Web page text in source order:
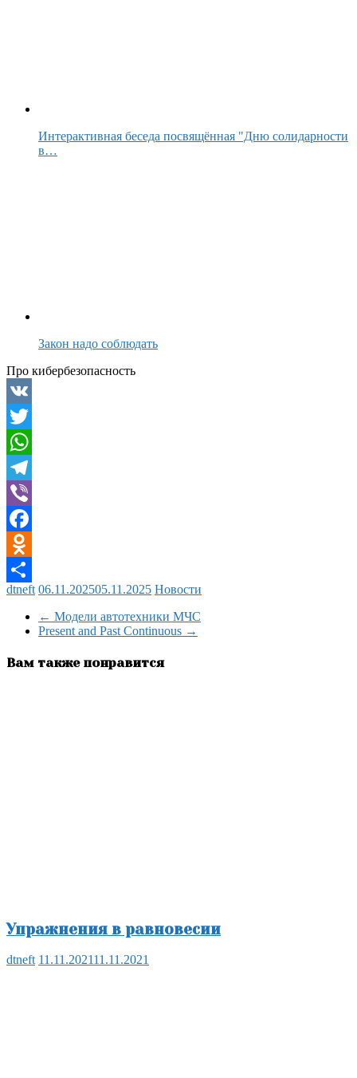
Интерактивная беседа посвящённая "Дню солидарности
в…
Закон надо соблюдать
Про кибербезопасность
VK
Twitter
WhatsApp
Telegram
Viber
Facebook
Odnoklassniki
Отправить
dtneft 06.11.202505.11.2025 Новости
← Модели автотехники МЧС
Present and Past Continuous →
Вам также понравится
Упражнения в равновесии
dtneft 11.11.202111.11.2021